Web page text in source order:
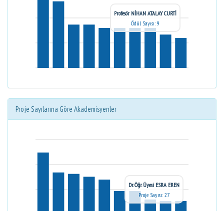
Profesör NİHAN ATALAY CURTİ
Ödül Sayısı: 9
Proje Sayılarına Göre Akademisyenler
Dr. Öğr. Üyesi ESRA EREN
Proje Sayısı: 27